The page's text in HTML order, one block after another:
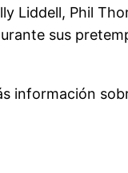
Liddell, Phil
sus
información